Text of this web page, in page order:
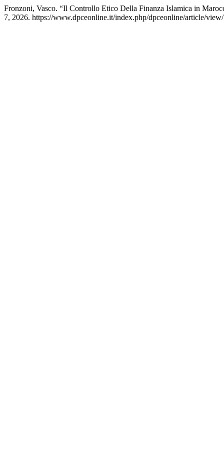
Fronzoni, Vasco. “Il Controllo Etico Della Finanza Islamica in
7, 2026. https://www.dpceonline.it/index.php/dpceonline/article/